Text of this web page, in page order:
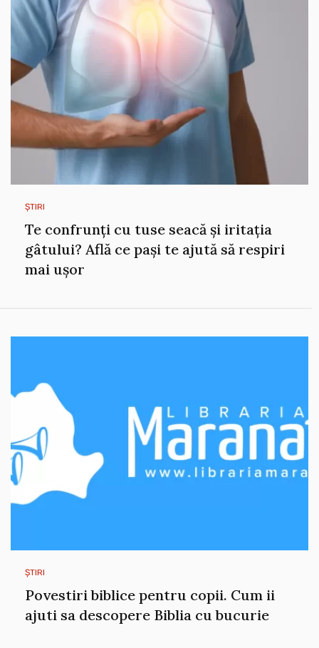
ȘTIRI
Te confrunți cu tuse seacă și iritația
gâtului? Află ce pași te ajută să respiri
mai ușor
ȘTIRI
Povestiri biblice pentru copii. Cum ii
ajuti sa descopere Biblia cu bucurie